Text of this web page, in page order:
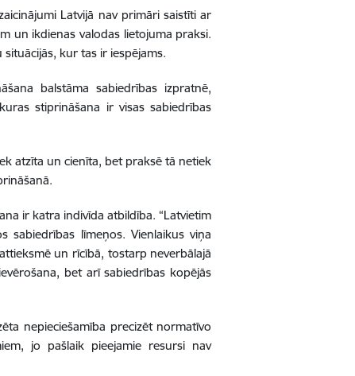
Latvijā nav primāri saistīti ar
un ikdienas valodas lietojuma praksi.
kur tas ir iespējams.
balstāma sabiedrības izpratnē,
stiprināšana ir visas sabiedrības
atzīta un cienīta, bet praksē tā netiek
ir katra indivīda atbildība. “Latvietim
sabiedrības līmeņos. Vienlaikus viņa
un rīcībā, tostarp neverbālajā
bet arī sabiedrības kopējās
nepieciešamība precizēt normatīvo
jo pašlaik pieejamie resursi nav